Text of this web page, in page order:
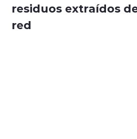
residuos extraídos
red